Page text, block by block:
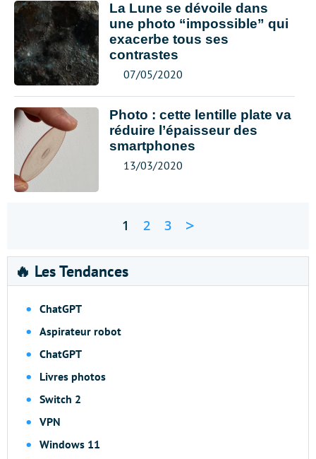
La Lune se dévoile dans
une photo “impossible” qui
exacerbe tous ses
contrastes
07/05/2020
Photo : cette lentille plate va
réduire l’épaisseur des
smartphones
13/03/2020
1 2 3 >
🔥 Les Tendances
ChatGPT
Aspirateur robot
ChatGPT
Livres photos
Switch 2
VPN
Windows 11